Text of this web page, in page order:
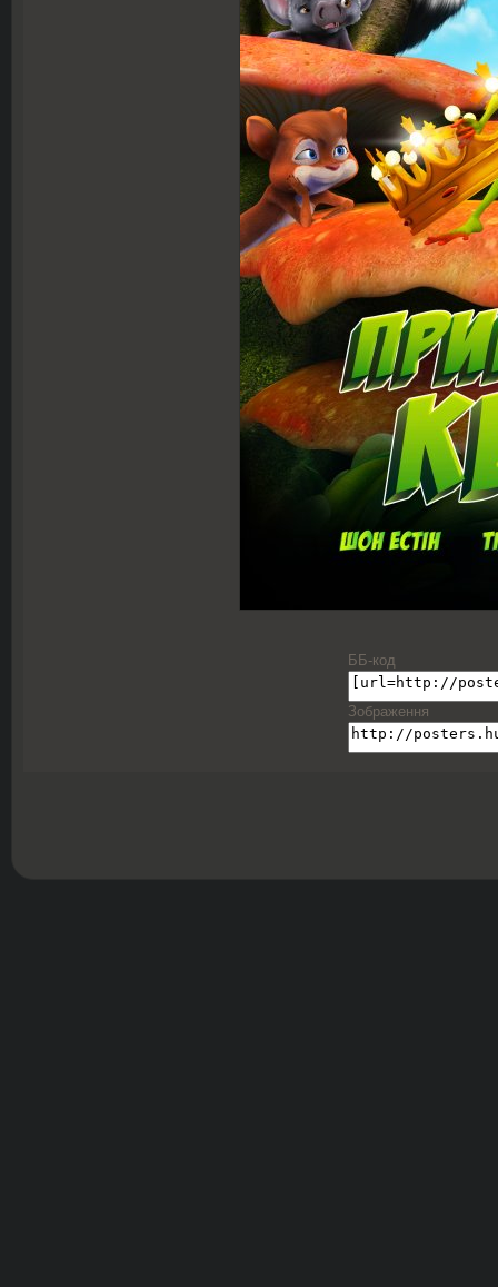
ББ-код
Зображення